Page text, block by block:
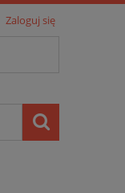
Zaloguj się